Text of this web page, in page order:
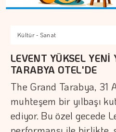
Kültür - Sanat
LEVENT YÜKSEL YENİ
TARABYA OTEL'DE
The Grand Tarabya, 31
muhteşem bir yılbaşı
ediyor. Bu özel gecede